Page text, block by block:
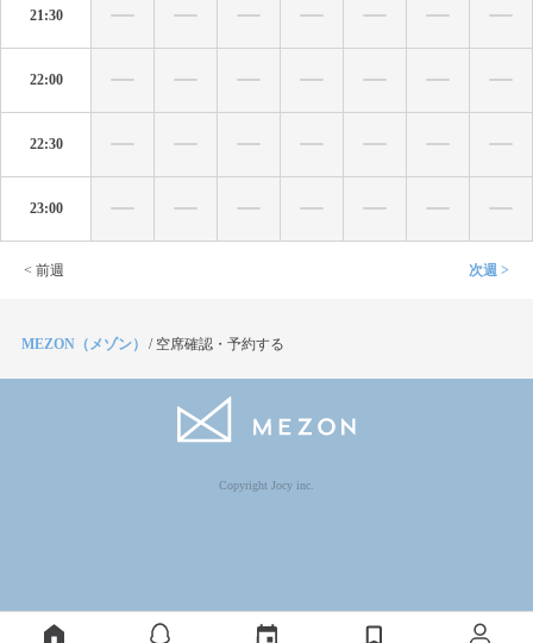
21:30
22:00
22:30
23:00
< 前週 次週 >
MEZON（メゾン） / 空席確認・予約する
Copyright Jocy inc.